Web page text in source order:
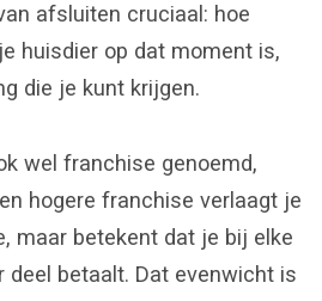
afsluiten cruciaal: hoe
huisdier op dat moment is,
die je kunt krijgen.
wel franchise genoemd,
hogere franchise verlaagt je
maar betekent dat je bij elke
deel betaalt. Dat evenwicht is